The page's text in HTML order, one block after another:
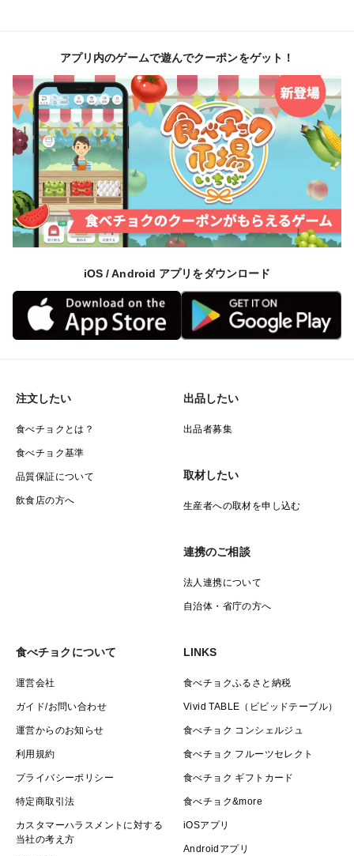
アプリ内のゲームで遊んでクーポンをゲット！
iOS / Android アプリをダウンロード
注文したい
食べチョクとは？
食べチョク基準
品質保証について
飲食店の方へ
出品したい
出品者募集
取材したい
生産者への取材を申し込む
連携のご相談
法人連携について
自治体・省庁の方へ
食べチョクについて
運営会社
ガイド/お問い合わせ
運営からのお知らせ
利用規約
プライバシーポリシー
特定商取引法
カスタマーハラスメントに対する
当社の考え方
LINKS
食べチョクふるさと納税
Vivid TABLE（ビビッドテーブル）
食べチョク コンシェルジュ
食べチョク フルーツセレクト
食べチョク ギフトカード
食べチョク&more
iOSアプリ
Androidアプリ